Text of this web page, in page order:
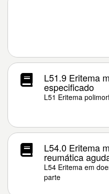
L51.9 Eritema
especificado
L51 Eritema
L54.0 Eritema
reumática
L54 Eritema em
parte